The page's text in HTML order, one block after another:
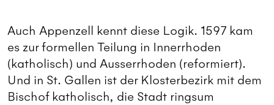
Auch Appenzell kennt diese Logik. 1597 kam
es zur formellen Teilung in Innerrhoden
(katholisch) und Ausserrhoden (reformiert).
Und in St. Gallen ist der Klosterbezirk mit dem
Bischof katholisch, die Stadt ringsum